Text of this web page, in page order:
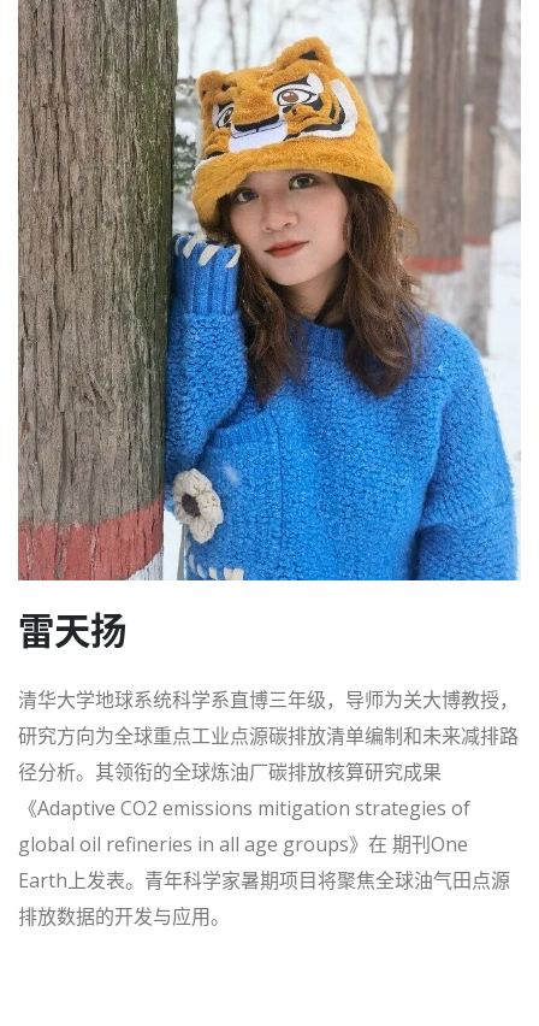
雷天扬
清华大学地球系统科学系直博三年级，导师为关大博教授，
研究方向为全球重点工业点源碳排放清单编制和未来减排路
径分析。其领衔的全球炼油厂碳排放核算研究成果
《Adaptive CO2 emissions mitigation strategies of
global oil refineries in all age groups》在 期刊One
Earth上发表。青年科学家暑期项目将聚焦全球油气田点源
排放数据的开发与应用。